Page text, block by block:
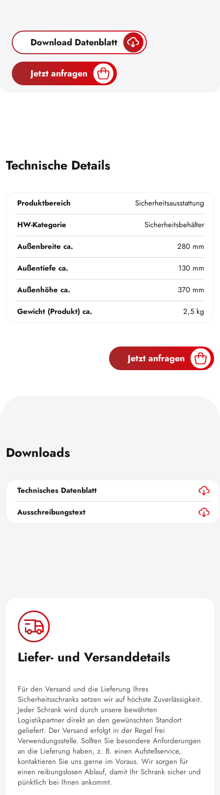
Download Datenblatt
Jetzt anfragen
Technische Details
Produktbereich
Sicherheitsausstattung
HW-Kategorie
Sicherheitsbehälter
Außenbreite ca.
280 mm
Außentiefe ca.
130 mm
Außenhöhe ca.
370 mm
Gewicht (Produkt) ca.
2,5 kg
Jetzt anfragen
Downloads
Technisches Datenblatt
Ausschreibungstext
Liefer- und Versanddetails
Für den Versand und die Lieferung Ihres
Sicherheitsschranks setzen wir auf höchste Zuverlässigkeit.
Jeder Schrank wird durch unsere bewährten
Logistikpartner direkt an den gewünschten Standort
geliefert. Der Versand erfolgt in der Regel frei
Verwendungsstelle. Sollten Sie besondere Anforderungen
an die Lieferung haben, z. B. einen Aufstellservice,
kontaktieren Sie uns gerne im Voraus. Wir sorgen für
einen reibungslosen Ablauf, damit Ihr Schrank sicher und
pünktlich bei Ihnen ankommt.